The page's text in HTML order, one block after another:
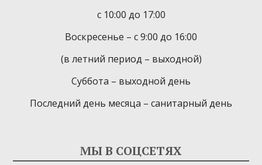
с 10:00 до 17:00
Воскресенье – с 9:00 до 16:00
(в летний период – выходной)
Суббота – выходной день
Последний день месяца – санитарный день
МЫ В СОЦСЕТЯХ